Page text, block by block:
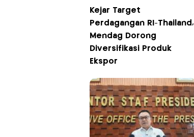
Kejar Target
Perdagangan RI-Thailand,
Mendag Dorong
Diversifikasi Produk
Ekspor